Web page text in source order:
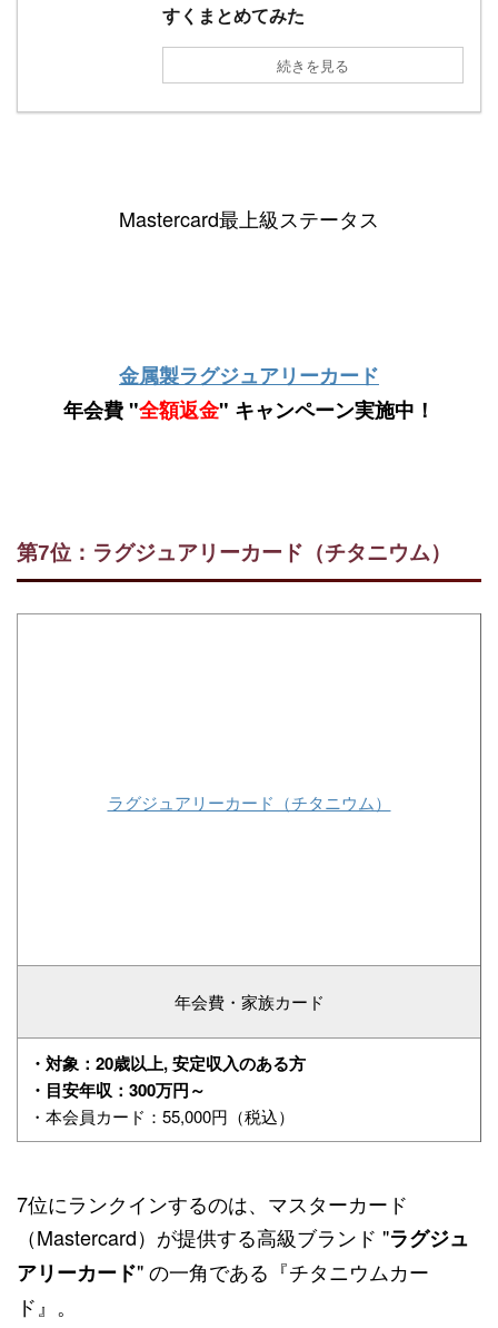
すくまとめてみた
続きを見る
Mastercard最上級ステータス
金属製ラグジュアリーカード
年会費 "全額返金" キャンペーン実施中！
第7位：ラグジュアリーカード（チタニウム）
ラグジュアリーカード（チタニウム）
年会費・家族カード
・対象：20歳以上, 安定収入のある方
・目安年収：300万円～
・本会員カード：55,000円（税込）
7位にランクインするのは、マスターカード
（Mastercard）が提供する高級ブランド "ラグジュ
アリーカード" の一角である『チタニウムカー
ド』。